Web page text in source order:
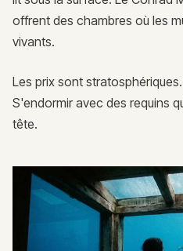
offrent des chambres où les
vivants.
Les prix sont
S'endormir avec des requins
tête.